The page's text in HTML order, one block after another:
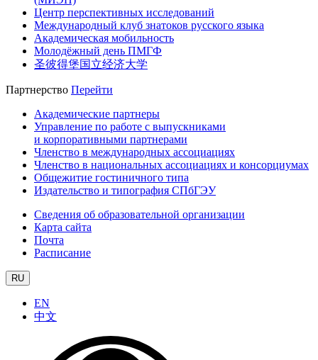
Центр перспективных исследований
Международный клуб знатоков русского языка
Академическая мобильность
Молодёжный день ПМГФ
圣彼得堡国立经济大学
Партнерство Перейти
Академические партнеры
Управление по работе с выпускниками
и корпоративными партнерами
Членство в международных ассоциациях
Членство в национальных ассоциациях и консорциумах
Общежитие гостиничного типа
Издательство и типография СПбГЭУ
Сведения об образовательной организации
Карта сайта
Почта
Расписание
RU
EN
中文